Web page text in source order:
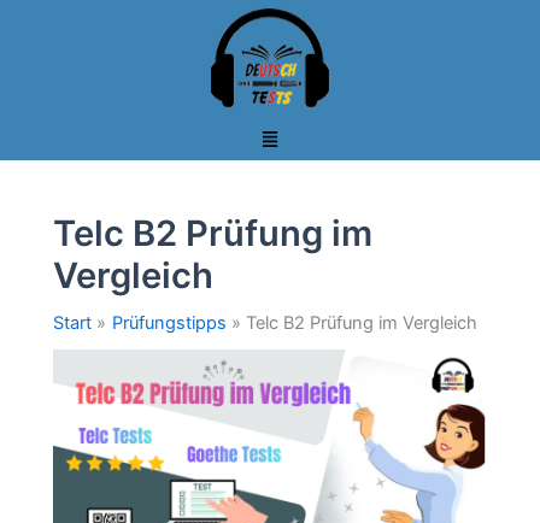
Telc B2 Prüfung im
Vergleich
Start Prüfungstipps Telc B2 Prüfung im Vergleich